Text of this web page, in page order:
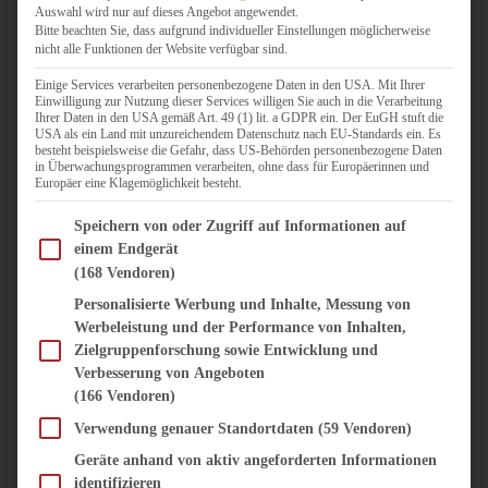
Auswahl wird nur auf dieses Angebot angewendet.
Bitte beachten Sie, dass aufgrund individueller Einstellungen möglicherweise
nicht alle Funktionen der Website verfügbar sind.
Einige Services verarbeiten personenbezogene Daten in den USA. Mit Ihrer
Einwilligung zur Nutzung dieser Services willigen Sie auch in die Verarbeitung
Ihrer Daten in den USA gemäß Art. 49 (1) lit. a GDPR ein. Der EuGH stuft die
USA als ein Land mit unzureichendem Datenschutz nach EU-Standards ein. Es
besteht beispielsweise die Gefahr, dass US-Behörden personenbezogene Daten
in Überwachungsprogrammen verarbeiten, ohne dass für Europäerinnen und
Europäer eine Klagemöglichkeit besteht.
Im Folgenden finden Sie eine Liste der Zwecke des IAB Transparency and Consent
Speichern von oder Zugriff auf Informationen auf
einem Endgerät
(168 Vendoren)
Personalisierte Werbung und Inhalte, Messung von
Werbeleistung und der Performance von Inhalten,
Zielgruppenforschung sowie Entwicklung und
Verbesserung von Angeboten
(166 Vendoren)
Verwendung genauer Standortdaten (59 Vendoren)
Geräte anhand von aktiv angeforderten Informationen
identifizieren